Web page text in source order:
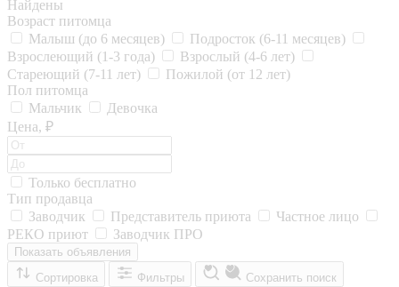
Найдены
Возраст питомца
Малыш (до 6 месяцев)
Подросток (6-11 месяцев)
Взрослеющий (1-3 года)
Взрослый (4-6 лет)
Стареющий (7-11 лет)
Пожилой (от 12 лет)
Пол питомца
Мальчик
Девочка
Цена, ₽
Только бесплатно
Тип продавца
Заводчик
Представитель приюта
Частное лицо
РЕКО приют
Заводчик ПРО
Показать объявления
Сортировка
Фильтры Сохранить поиск